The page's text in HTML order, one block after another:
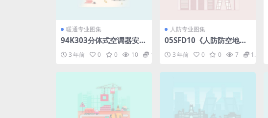
暖通专业图集
94K303分体式空调器安
3 年前 0 0 10 1.98
人防专业图集
05SFD10《人防防空地下
业.pdf
3 年前 0 0 7 1.98